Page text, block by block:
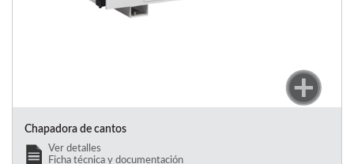
Chapadora de cantos
Ver detalles
Ficha técnica y documentación